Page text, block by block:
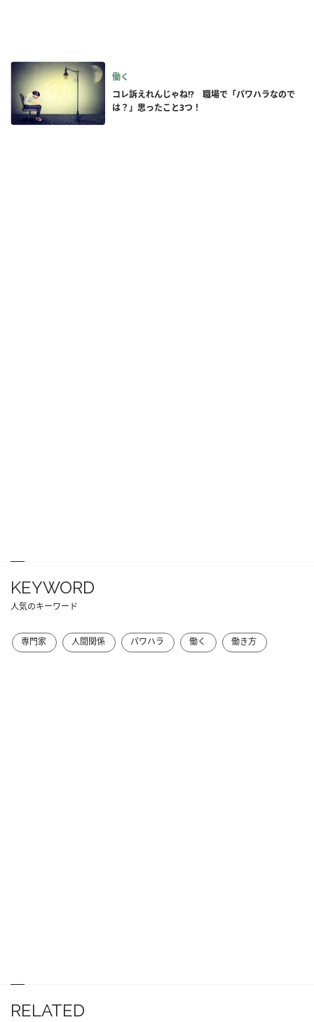
働く
コレ訴えれんじゃね!? 職場で「パワハラなので
は？」思ったこと3つ！
KEYWORD
人気のキーワード
専門家 人間関係 パワハラ 働く 働き方
RELATED